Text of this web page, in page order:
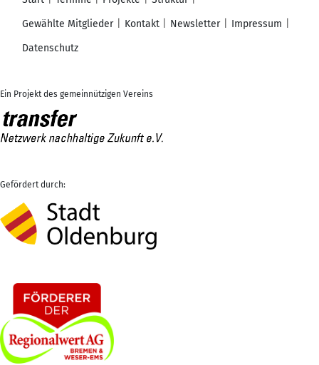
Gewählte Mitglieder
Kontakt Newsletter
Impressum
Datenschutz
Ein Projekt des gemeinnützigen Vereins
Gefördert durch: